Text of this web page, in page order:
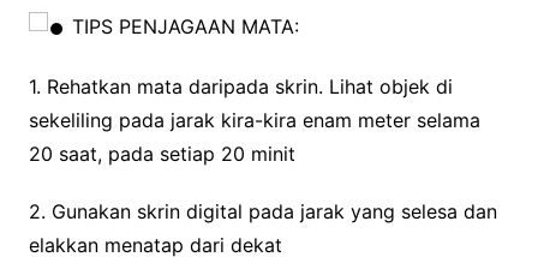
TIPS PENJAGAAN MATA:
1. Rehatkan mata daripada skrin. Lihat objek di
sekeliling pada jarak kira-kira enam meter selama
20 saat, pada setiap 20 minit
2. Gunakan skrin digital pada jarak yang selesa dan
elakkan menatap dari dekat